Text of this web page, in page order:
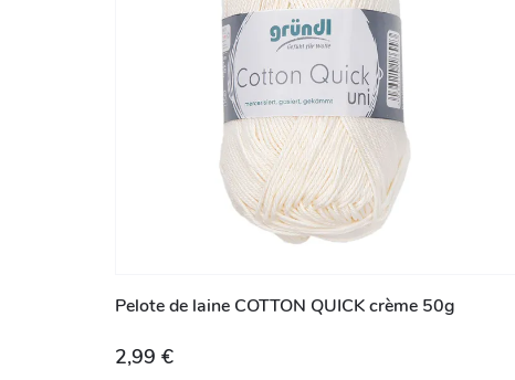
Pelote de laine COTTON QUICK crème 50g
2,99 €